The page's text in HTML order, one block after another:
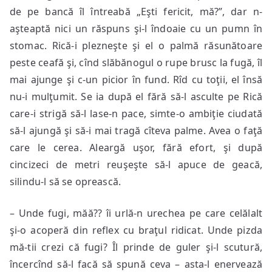
de pe bancă îl întreabă „Eşti fericit, mă?”, dar n-
aşteaptă nici un răspuns şi-l îndoaie cu un pumn în
stomac. Rică-i plezneşte şi el o palmă răsunătoare
peste ceafă şi, cînd slăbănogul o rupe brusc la fugă, îl
mai ajunge şi c-un picior în fund. Rîd cu toţii, el însă
nu-i mulţumit. Se ia după el fără să-l asculte pe Rică
care-i strigă să-l lase-n pace, simte-o ambiţie ciudată
să-l ajungă şi să-i mai tragă cîteva palme. Avea o faţă
care le cerea. Aleargă uşor, fără efort, şi după
cincizeci de metri reuşeşte să-l apuce de geacă,
silindu-l să se oprească.
– Unde fugi, măă?? îi urlă-n urechea pe care celălalt
şi-o acoperă din reflex cu braţul ridicat. Unde pizda
mă-tii crezi că fugi? Îl prinde de guler şi-l scutură,
încercînd să-l facă să spună ceva – asta-l enervează